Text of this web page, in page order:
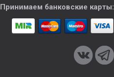
Принимаем банковские карты: